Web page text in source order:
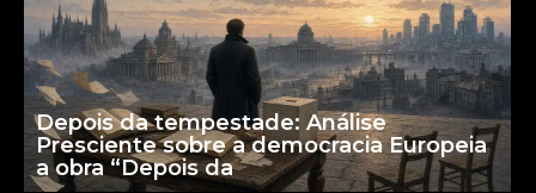
Depois da tempestade: Análise
Presciente sobre a democracia Europeia
a obra “Depois da